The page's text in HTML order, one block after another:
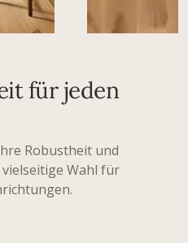
für jeden
Robustheit und
Wahl für